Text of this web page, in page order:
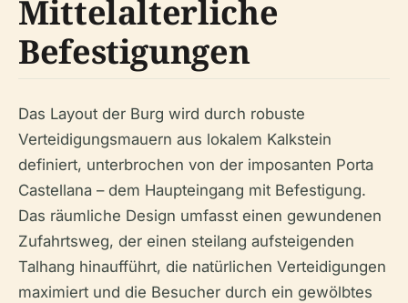
Mittelalterliche
Befestigungen
Das Layout der Burg wird durch robuste
Verteidigungsmauern aus lokalem Kalkstein
definiert, unterbrochen von der imposanten Porta
Castellana – dem Haupteingang mit Befestigung.
Das räumliche Design umfasst einen gewundenen
Zufahrtsweg, der einen steilang aufsteigenden
Talhang hinaufführt, die natürlichen Verteidigungen
maximiert und die Besucher durch ein gewölbtes